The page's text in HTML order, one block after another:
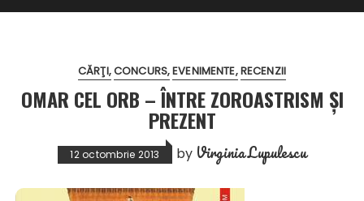
CĂRŢI CONCURS EVENIMENTE RECENZII
OMAR CEL ORB – ÎNTRE ZOROASTRISM ȘI
PREZENT
12 octombrie 2013 by Virginia Lupulescu